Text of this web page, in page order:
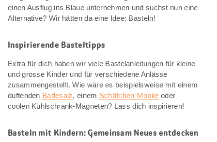
einen Ausflug ins Blaue unternehmen und suchst nun eine
Alternative? Wir hätten da eine Idee: Basteln!
Inspirierende Basteltipps
Extra für dich haben wir viele Bastelanleitungen für kleine
und grosse Kinder und für verschiedene Anlässe
zusammengestellt. Wie wäre es beispielsweise mit einem
duftenden Badesalz, einem Schäfchen-Mobile oder
coolen Kühlschrank-Magneten? Lass dich inspirieren!
Basteln mit Kindern: Gemeinsam Neues entdecken